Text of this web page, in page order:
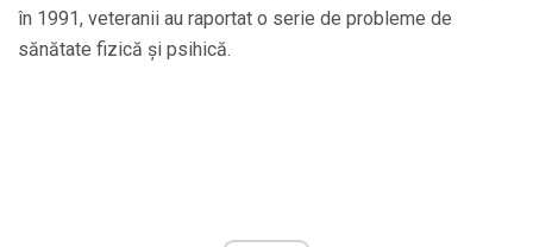
în 1991, veteranii au raportat o serie de probleme de
sănătate fizică și psihică.